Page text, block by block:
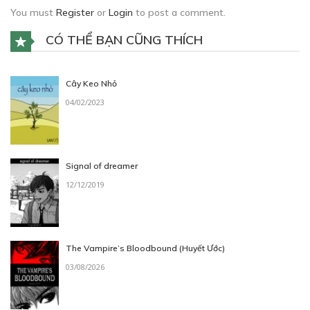
NHỮNG DÂN TỘC Ở LỤC ĐỊA VARLAUREA
(PHẦN 4)
07/07/2020
NHỮNG DÂN TỘC Ở LỤC ĐỊA VARLAUREA
(PHẦN 5)
You must Register or Login to post a comment.
CÓ THỂ BẠN CŨNG THÍCH
Cây Keo Nhỏ
04/02/2023
Signal of dreamer
12/12/2019
The Vampire’s Bloodbound (Huyết Ước)
03/08/2026